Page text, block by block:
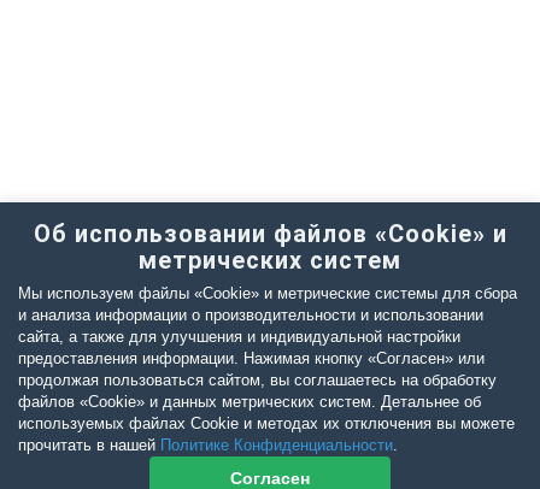
Об использовании файлов «Cookie» и
метрических систем
Мы используем файлы «Cookie» и метрические системы для сбора
и анализа информации о производительности и использовании
сайта, а также для улучшения и индивидуальной настройки
предоставления информации. Нажимая кнопку «Согласен» или
продолжая пользоваться сайтом, вы соглашаетесь на обработку
файлов «Cookie» и данных метрических систем. Детальнее об
используемых файлах Cookie и методах их отключения вы можете
прочитать в нашей Политике Конфиденциальности.
Согласен